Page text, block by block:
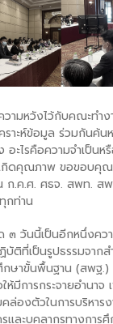
ามหวังไว้กับคณะทำ
ราะห์ข้อมูล ร่วมกันค้นห
ะไรคือความจำเป็นหรื
เกิดคุณภาพ ขอขอบคุ
ก.ค.ศ. ศธจ. สพท. สพ
ท่าน
๓ วันนี้เป็นอีกหนึ่งคว
บัติที่เป็นรูปธรรมจาก
กษาขั้นพื้นฐาน (สพฐ.)
มีการกระจายอํานาจ
คล่องตัวในการบริหาร
รูและบุคลากรทางการ